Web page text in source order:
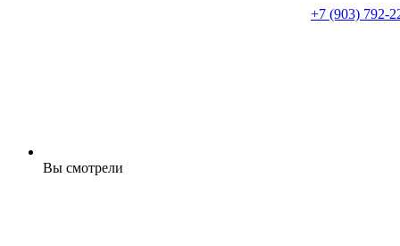
+7 (903) 792-
Вы смотрели